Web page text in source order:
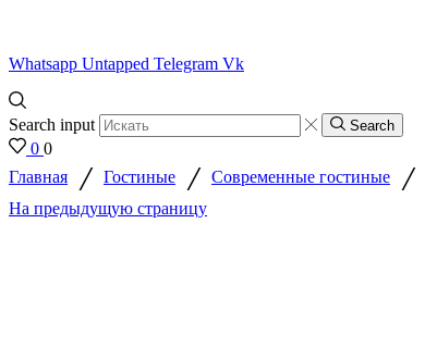
Whatsapp Untapped Telegram Vk
Search input Search
0 0
Главная / Гостиные / Современные гостиные /
На предыдущую страницу